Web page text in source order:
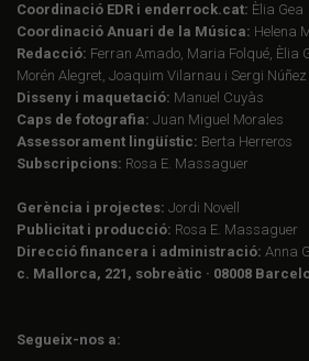
Coordinació EDR i enderrock.cat: Èlia Gea
Coordinació Anuari de la Música: Helena
Redacció: Ferran Amado, Maria Folqué, Èlia
Morén Alegret, Joaquim Vilarnau i Sergi Núñez
Disseny i maquetació: Manuel Cuyàs
Caps de fotografia: Juan Miguel Morales
Assessorament lingüístic: Berta Herreros
Subscripcions: Rosa E. Massaguer
Gerència i projectes: Jordi Novell
Publicitat i producció: Rosa E. Massaguer
Direcció financera i administració: Anna
c. Mallorca, 221, sobreàtic · 08008
Segueix-nos a: